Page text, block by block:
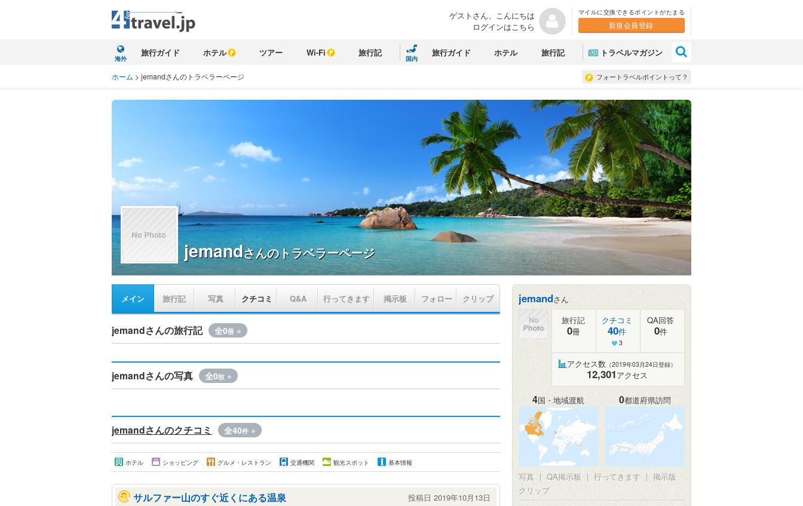
ゲストさん、こんにちは
ログインはこちら
マイルに交換できるポイントがたまる
新規会員登録
海外
旅行ガイド ホテル ツアー Wi-Fi 旅行記
国内
旅行ガイド ホテル 旅行記 トラベルマガジン
フォートラベルポイントって？
ホーム > jemandさんのトラベラーページ
jemandさんのトラベラーページ
メイン 旅行記 写真 クチコミ Q&A 行ってきます 掲示板 フォロー クリップ
jemandさんの旅行記 全0冊 »
jemandさんの写真 全0枚 »
jemandさんのクチコミ 全40件 »
ホテル ショッピング グルメ・レストラン 交通機関 観光スポット 基本情報
サルファー山のすぐ近くにある温泉 投稿日 2019年10月13日
jemandさん
旅行記
0冊
クチコミ
40件
3
QA回答
0件
アクセス数 （2019年03月24日登録）
12,301アクセス
4国・地域渡航 0都道府県訪問
写真 | QA掲示板 | 行ってきます | 掲示版
クリップ